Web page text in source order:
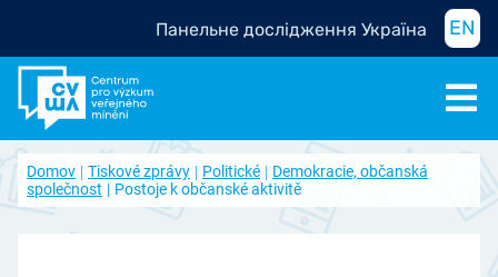
Панельне дослідження Україна EN
Domov Tiskové zprávy Politické
Demokracie, občanská
společnost
Postoje k občanské aktivitě